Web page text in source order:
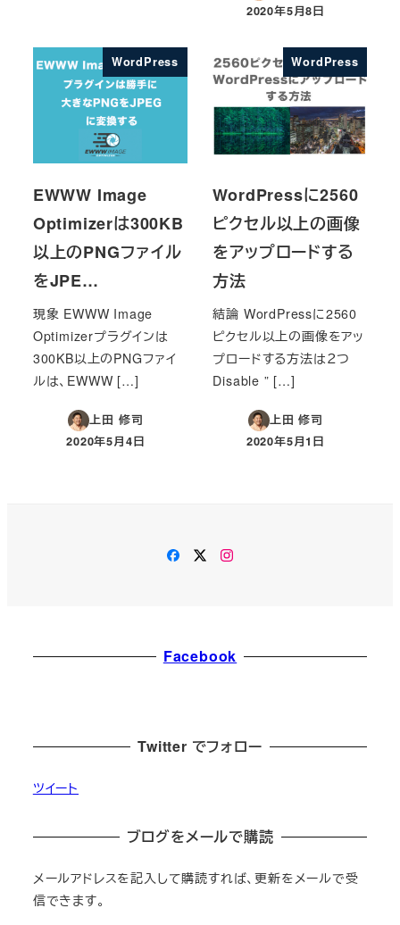
投稿日
2020年5月8日
WordPress
EWWW Image
Optimizerは300KB
以上のPNGファイル
をJPE…
現象 EWWW Image
Optimizerプラグインは
300KB以上のPNGファイ
ルは、EWWW […]
上田 修司
投稿日
2020年5月4日
WordPress
WordPressに2560
ピクセル以上の画像
をアップロードする
方法
結論 WordPressに2560
ピクセル以上の画像をアッ
プロードする方法は２つ
Disable ” […]
上田 修司
投稿日
2020年5月1日
Facebook
TwitterInstagram
Facebook
Twitter でフォロー
ツイート
ブログをメールで購読
メールアドレスを記入して購読すれば、更新をメールで受
信できます。